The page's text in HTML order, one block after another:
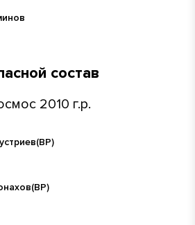
состав
2010 г.р.
(ВР)
(ВР)